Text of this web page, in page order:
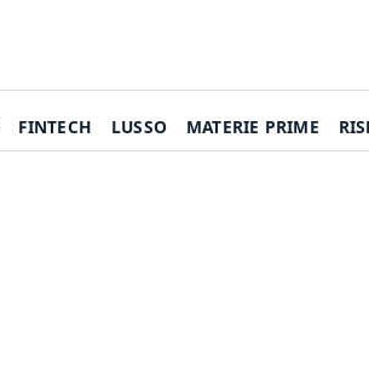
FINTECH LUSSO MATERIE PRIME